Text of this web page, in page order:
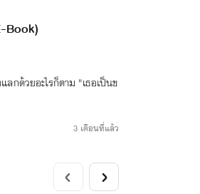
Book)
ลกด้วยอะไรก็ตาม "เธอเป็นข
3 เดือนที่แล้ว